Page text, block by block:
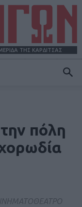
ΤΗΣ ΚΑΡΔΙΤΣΑΣ
πόλη